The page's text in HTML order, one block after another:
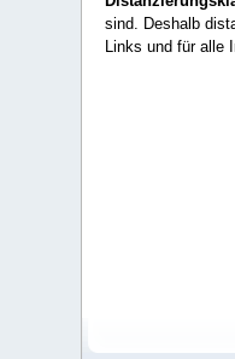
sind. Deshalb
Links und für alle